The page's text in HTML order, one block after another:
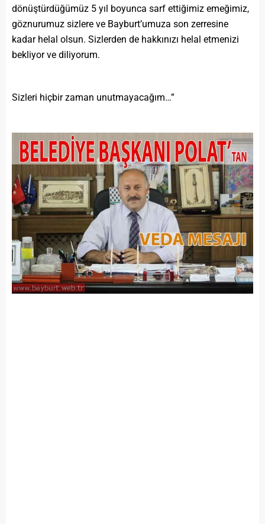
dönüştürdüğümüz 5 yıl boyunca sarf ettiğimiz emeğimiz,
göznurumuz sizlere ve Bayburt’umuza son zerresine
kadar helal olsun. Sizlerden de hakkınızı helal etmenizi
bekliyor ve diliyorum.
Sizleri hiçbir zaman unutmayacağım…”